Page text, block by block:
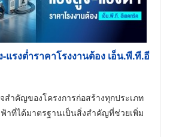
รงต่ำราคาโรงงานต้อง เอ็น.พี.ที.อี
สำคัญของโครงการก่อสร้างทุกประเภท
าที่ได้มาตรฐานเป็นสิ่งสำคัญที่ช่วยเพิ่ม